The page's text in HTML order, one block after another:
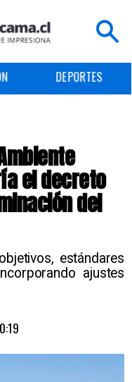
DEPORTES
el decreto
del
estándares
ajustes